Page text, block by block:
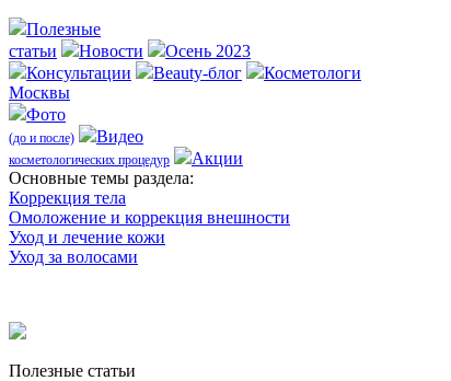
Полезные
статьи
Новости
Осень 2023
Консультации
Beauty-блог
Косметологи
Москвы
Фото
(до и после) Видео
косметологических процедур
Акции
Оcновные темы раздела:
Коррекция тела
Омоложение и коррекция внешности
Уход и лечение кожи
Уход за волосами
Полезные статьи